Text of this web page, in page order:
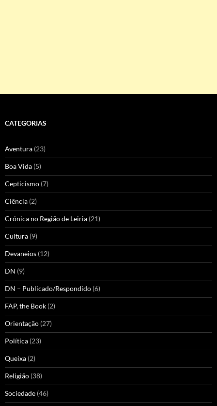
CATEGORIAS
Aventura (23)
Boa Vida (5)
Cepticismo (7)
Ciência (2)
Crónica no Região de Leiria (21)
Cultura (9)
Devaneios (12)
DN (9)
DN – Publicado/Respondido (6)
FAP, the Book (2)
Orientação (27)
Política (23)
Queixa (2)
Religião (38)
Sociedade (46)